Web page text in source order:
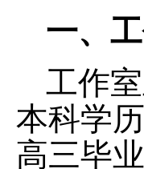
一、
工作
本科学
高三毕